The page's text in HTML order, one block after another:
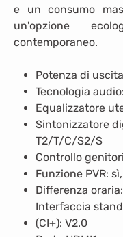
e un consumo
un'opzione
contemporaneo.
Potenza di
Tecnologia
Equalizzatore
Sintonizzatore
T2/T/C/S2/S
Controllo
Funzione PVR: sì,
Differenza
Interfaccia
(CI+): V2.0